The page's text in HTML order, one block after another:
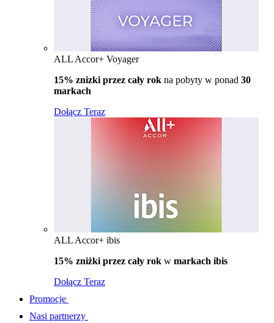
ALL Accor+ Voyager
15% znizki przez cały rok na pobyty w ponad 30
markach
Dołącz Teraz
ALL Accor+ ibis
15% zniżki przez cały rok w markach ibis
Dołącz Teraz
Promocje
Nasi partnerzy